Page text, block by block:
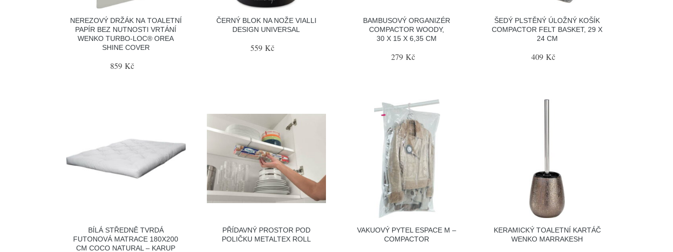
NEREZOVÝ DRŽÁK NA TOALETNÍ
PAPÍR BEZ NUTNOSTI VRTÁNÍ
WENKO TURBO-LOC® OREA
SHINE COVER
859 Kč
ČERNÝ BLOK NA NOŽE VIALLI
DESIGN UNIVERSAL
559 Kč
BAMBUSOVÝ ORGANIZÉR
COMPACTOR WOODY,
30 X 15 X 6,35 CM
279 Kč
ŠEDÝ PLSTĚNÝ ÚLOŽNÝ KOŠÍK
COMPACTOR FELT BASKET, 29 X
24 CM
409 Kč
BÍLÁ STŘEDNĚ TVRDÁ
FUTONOVÁ MATRACE 180X200
CM COCO NATURAL – KARUP
PŘÍDAVNÝ PROSTOR POD
POLIČKU METALTEX ROLL
VAKUOVÝ PYTEL ESPACE M –
COMPACTOR
KERAMICKÝ TOALETNÍ KARTÁČ
WENKO MARRAKESH